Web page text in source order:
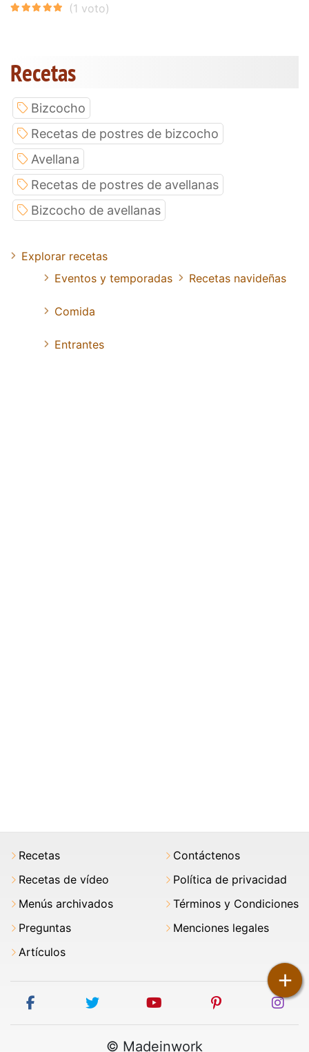
+
Recetas
Bizcocho
Recetas de postres de bizcocho
Avellana
Recetas de postres de avellanas
Bizcocho de avellanas
Explorar recetas
Eventos y temporadas
Recetas navideñas
Comida
Entrantes
Recetas
Recetas de vídeo
Menús archivados
Preguntas
Artículos
Contáctenos
Política de privacidad
Términos y Condiciones
Menciones legales
facebook twitter youtube pinterest
© Madeinwork